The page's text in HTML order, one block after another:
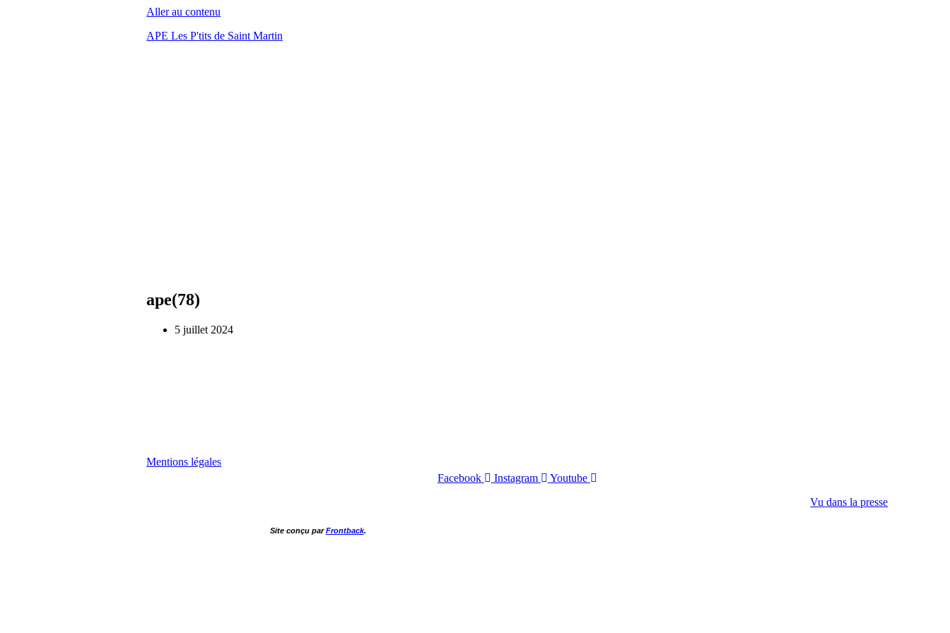
Aller au contenu
APE Les P'tits de Saint Martin
ape(78)
5 juillet 2024
Mentions légales
Facebook
Instagram
Youtube
Vu dans la presse
Site conçu parFrontback.